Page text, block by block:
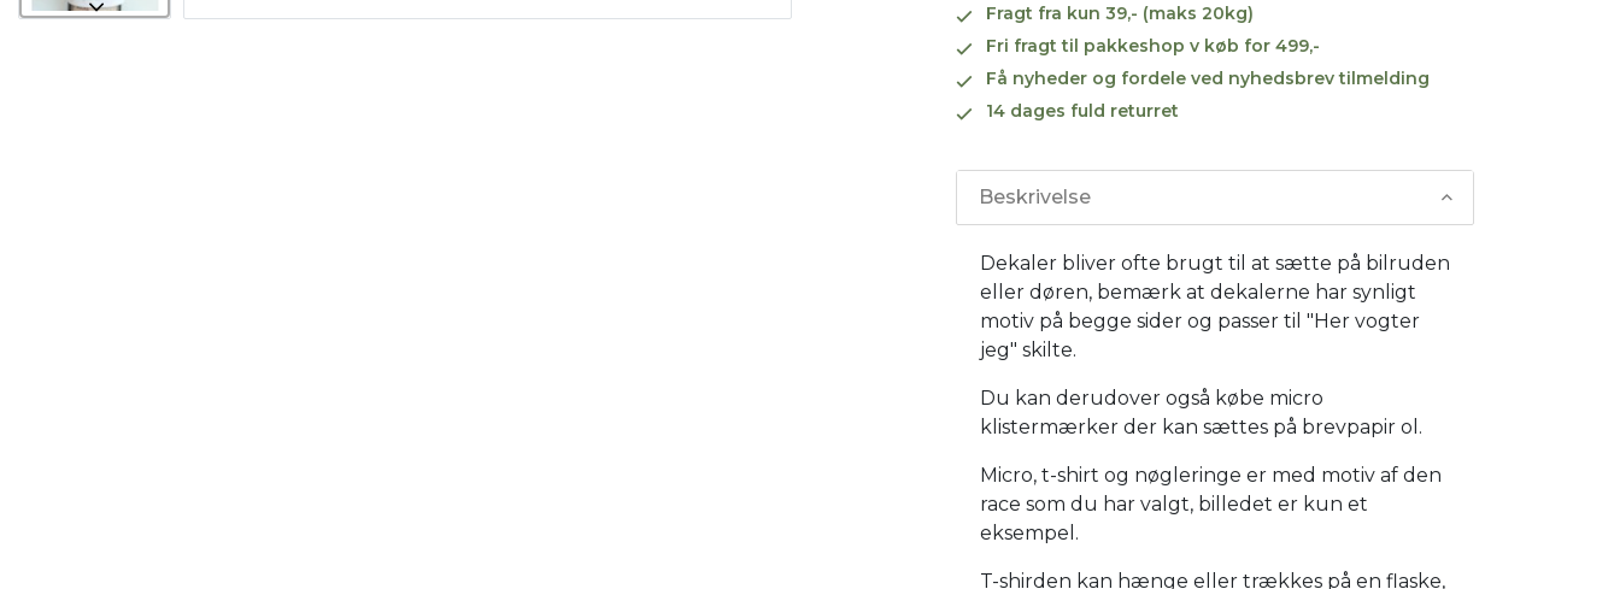
Fragt fra kun 39,- (maks 20kg)
Fri fragt til pakkeshop v køb for 499,-
Få nyheder og fordele ved nyhedsbrev tilmelding
14 dages fuld returret
Beskrivelse
Dekaler bliver ofte brugt til at sætte på bilruden
eller døren, bemærk at dekalerne har synligt
motiv på begge sider og passer til "Her vogter
jeg" skilte.
Du kan derudover også købe micro
klistermærker der kan sættes på brevpapir ol.
Micro, t-shirt og nøgleringe er med motiv af den
race som du har valgt, billedet er kun et
eksempel.
T-shirden kan hænge eller trækkes på en flaske,